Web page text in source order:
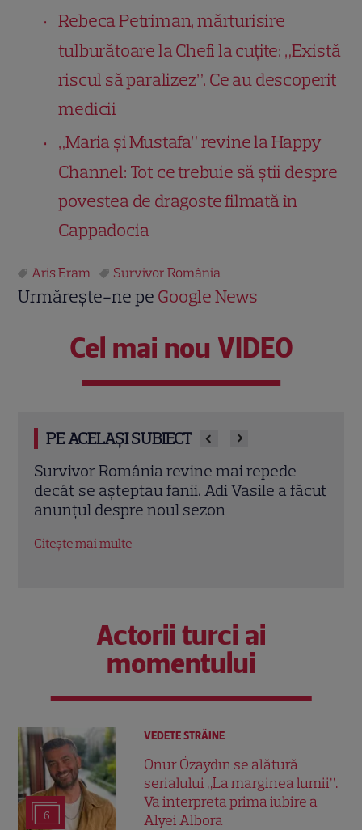
Rebeca Petriman, mărturisire
tulburătoare la Chefi la cuțite: „Există
riscul să paralizez”. Ce au descoperit
medicii
„Maria și Mustafa” revine la Happy
Channel: Tot ce trebuie să știi despre
povestea de dragoste filmată în
Cappadocia
Aris Eram Survivor România
Urmărește-ne pe Google News
Cel mai nou VIDEO
PE ACELAȘI SUBIECT
Gabi Tamaș vrea să fie ispită la „Insula
Iubirii”! Surpriza pregătită de fostul
fotbalist
Citește mai multe
Actorii turci ai
momentului
6
VEDETE STRĂINE
Onur Özaydın se alătură
serialului „La marginea lumii”.
Va interpreta prima iubire a
Alyei Albora